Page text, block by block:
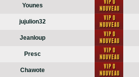
Younes
jujulion32
Jeanloup
Presc
Chawote